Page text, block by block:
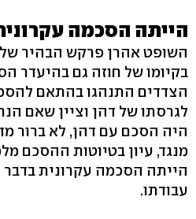
הייתה הסכמה
השופט אהרן פרקש הבהיר
בקיומו של חוזה גם בהיעדר
הצדדים התנהגו בהתאם
לגרסתו של דהן וציין שאם
היה הסכם עם דהן, לא ברור
מנגד, עיון בטיוטות ההסכם
הייתה הסכמה עקרונית
עבודתו.